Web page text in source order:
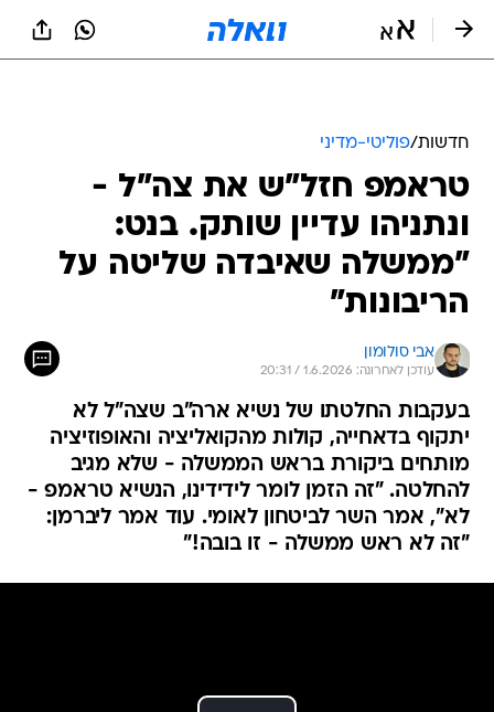
חדשות/פוליטי-מדיני
טראמפ חזל"ש את צה"ל -
ונתניהו עדיין שותק. בנט:
"ממשלה שאיבדה שליטה על
הריבונות"
אבי סולומון
עודכן לאחרונה: 1.6.2026 / 20:31
בעקבות החלטתו של נשיא ארה"ב שצה"ל לא
יתקוף בדאחייה, קולות מהקואליציה והאופוזיציה
מותחים ביקורת בראש הממשלה - שלא מגיב
להחלטה. "זה הזמן לומר לידידינו, הנשיא טראמפ -
לא", אמר השר לביטחון לאומי. עוד אמר ליברמן:
"זה לא ראש ממשלה - זו בובה!"